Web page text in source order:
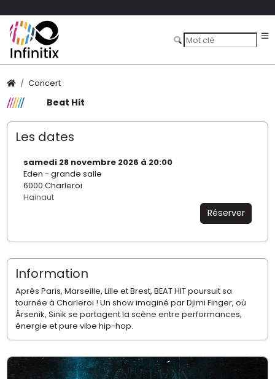
Concert
Beat Hit
Les dates
samedi 28 novembre 2026 à 20:00
Eden - grande salle
6000 Charleroi
Hainaut
Réserver
Information
Après Paris, Marseille, Lille et Brest, BEAT HIT poursuit sa
tournée à Charleroi ! Un show imaginé par Djimi Finger, où
Ärsenik, Sinik se partagent la scène entre performances,
énergie et pure vibe hip-hop.